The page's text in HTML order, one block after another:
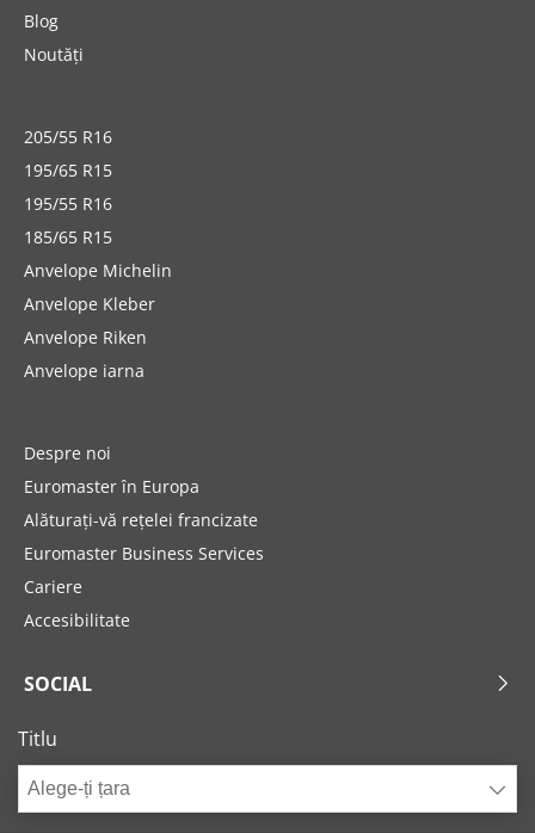
Blog
Noutăți
205/55 R16
195/65 R15
195/55 R16
185/65 R15
Anvelope Michelin
Anvelope Kleber
Anvelope Riken
Anvelope iarna
Despre noi
Euromaster în Europa
Alăturați-vă rețelei francizate
Euromaster Business Services
Cariere
Accesibilitate
SOCIAL
Titlu
Alege-ți țara